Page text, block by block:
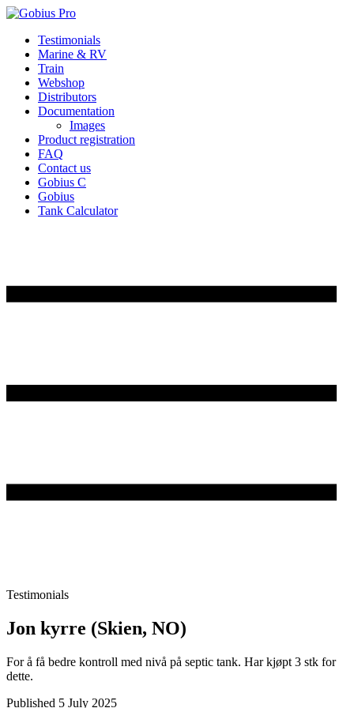
Skip
content
Testimonials
Marine & RV
Train
Webshop
Distributors
Documentation
Images
Product registration
FAQ
Contact us
Gobius C
Gobius
Tank Calculator
Testimonials
Jon kyrre (Skien, NO)
For å få bedre kontroll med nivå på septic tank. Har kjøpt 3 stk for
dette.
Published 5 July 2025